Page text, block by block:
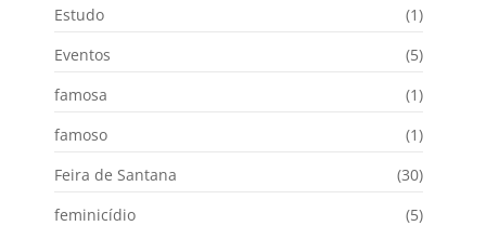
Estudo
(1)
Eventos
(5)
famosa
(1)
famoso
(1)
Feira de Santana
(30)
feminicídio
(5)